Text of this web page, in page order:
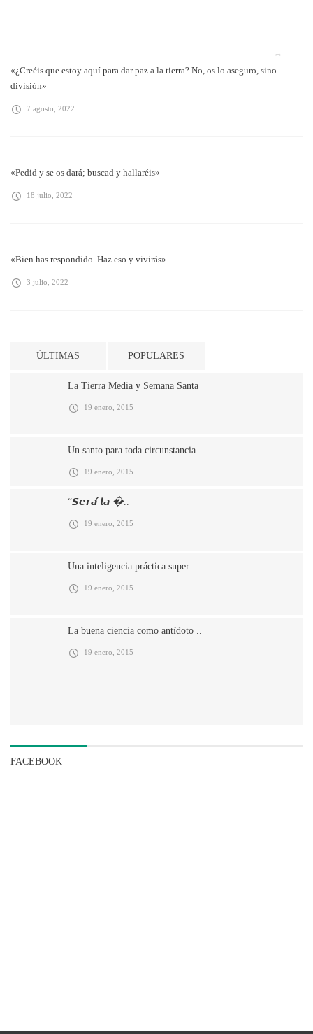
«¿Creéis que estoy aquí para dar paz a la tierra? No, os lo aseguro, sino
división»
7 agosto, 2022
«Pedid y se os dará; buscad y hallaréis»
18 julio, 2022
«Bien has respondido. Haz eso y vivirás»
3 julio, 2022
ÚLTIMAS POPULARES
La Tierra Media y Semana Santa
19 enero, 2015
Un santo para toda circunstancia
19 enero, 2015
“𝙎𝙚𝙧𝙖́ 𝙡𝙖 �..
19 enero, 2015
Una inteligencia práctica super..
19 enero, 2015
La buena ciencia como antídoto ..
19 enero, 2015
FACEBOOK